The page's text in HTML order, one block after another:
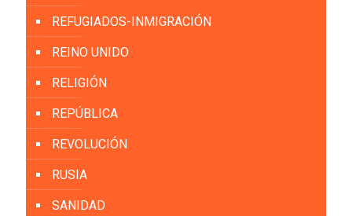
REFUGIADOS-INMIGRACIÓN
REINO UNIDO
RELIGIÓN
REPÚBLICA
REVOLUCIÓN
RUSIA
SANIDAD